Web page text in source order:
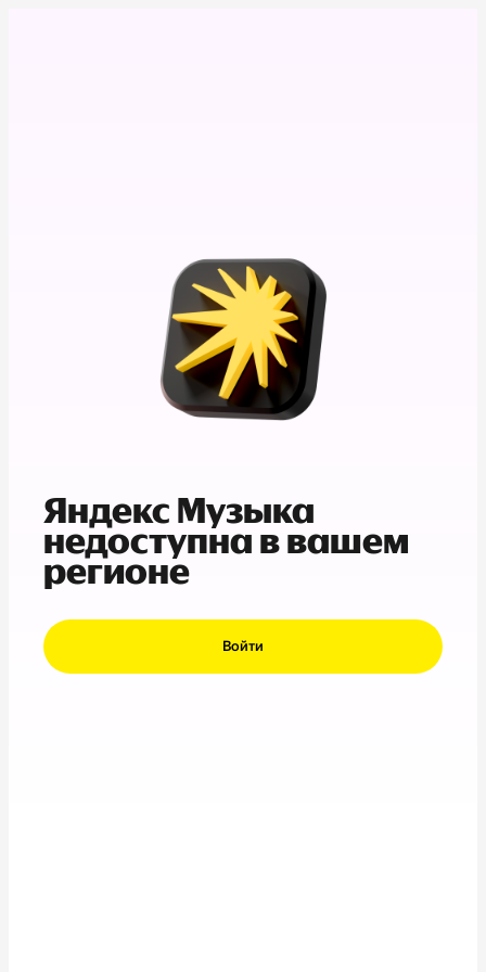
Яндекс Музыка
недоступна в вашем
регионе
Войти